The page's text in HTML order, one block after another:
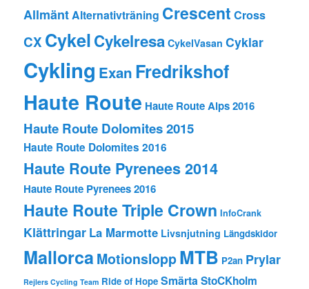
AllmäntAlternativträning Crescent Cross
CX CykelCykelresa CykelVasan Cyklar
Cykling Exan Fredrikshof
Haute Route Haute Route Alps 2016
Haute Route Dolomites 2015
Haute Route Dolomites 2016
Haute Route Pyrenees 2014
Haute Route Pyrenees 2016
Haute Route Triple Crown InfoCrank
Klättringar La Marmotte Livsnjutning Längdskidor
MallorcaMotionsloppMTB P2an Prylar
Rejlers Cycling Team Ride of Hope SmärtaStoCKholm